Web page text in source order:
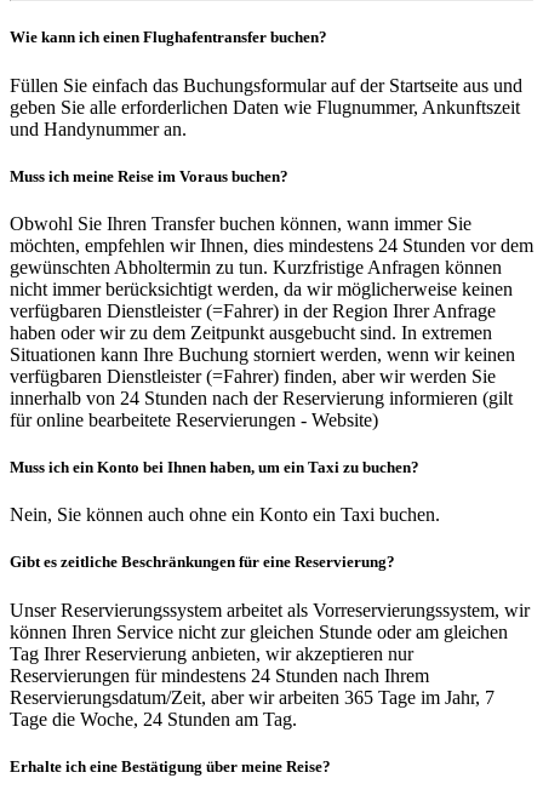
Wie kann ich einen Flughafentransfer buchen?
Füllen Sie einfach das Buchungsformular auf der Startseite aus und
geben Sie alle erforderlichen Daten wie Flugnummer, Ankunftszeit
und Handynummer an.
Muss ich meine Reise im Voraus buchen?
Obwohl Sie Ihren Transfer buchen können, wann immer Sie
möchten, empfehlen wir Ihnen, dies mindestens 24 Stunden vor dem
gewünschten Abholtermin zu tun. Kurzfristige Anfragen können
nicht immer berücksichtigt werden, da wir möglicherweise keinen
verfügbaren Dienstleister (=Fahrer) in der Region Ihrer Anfrage
haben oder wir zu dem Zeitpunkt ausgebucht sind. In extremen
Situationen kann Ihre Buchung storniert werden, wenn wir keinen
verfügbaren Dienstleister (=Fahrer) finden, aber wir werden Sie
innerhalb von 24 Stunden nach der Reservierung informieren (gilt
für online bearbeitete Reservierungen - Website)
Muss ich ein Konto bei Ihnen haben, um ein Taxi zu buchen?
Nein, Sie können auch ohne ein Konto ein Taxi buchen.
Gibt es zeitliche Beschränkungen für eine Reservierung?
Unser Reservierungssystem arbeitet als Vorreservierungssystem, wir
können Ihren Service nicht zur gleichen Stunde oder am gleichen
Tag Ihrer Reservierung anbieten, wir akzeptieren nur
Reservierungen für mindestens 24 Stunden nach Ihrem
Reservierungsdatum/Zeit, aber wir arbeiten 365 Tage im Jahr, 7
Tage die Woche, 24 Stunden am Tag.
Erhalte ich eine Bestätigung über meine Reise?